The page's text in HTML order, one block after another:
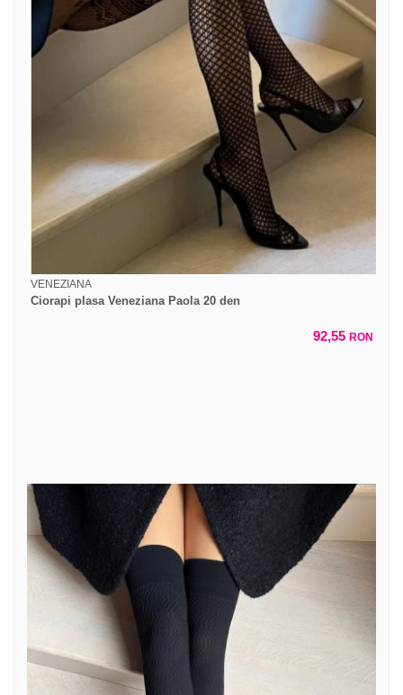
VENEZIANA
Ciorapi plasa Veneziana Paola 20 den
92,55 RON